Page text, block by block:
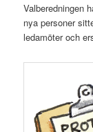
Valberedningen
nya personer
ledamöter och